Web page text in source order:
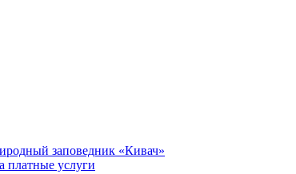
заповедник «Кивач»
платные услуги